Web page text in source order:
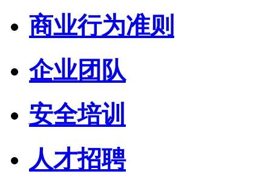
商业行为准则
企业团队
安全培训
人才招聘